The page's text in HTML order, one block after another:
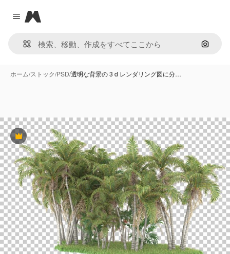
Close menu
Magnific
画像で
ホーム/ストック/PSD/透明な背景の 3 d レンダリング図に分…
Premium